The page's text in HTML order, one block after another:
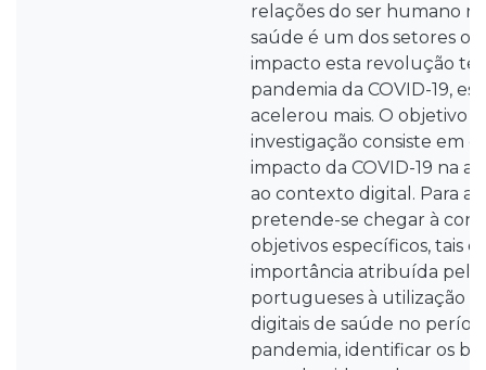
relações do ser humano
saúde é um dos setores
impacto esta revolução
pandemia da COVID-19,
acelerou mais. O objetivo
investigação consiste em
impacto da COVID-19 na
ao contexto digital. Para
pretende-se chegar à
objetivos específicos, tais
importância atribuída
portugueses à utilização
digitais de saúde no
pandemia, identificar os